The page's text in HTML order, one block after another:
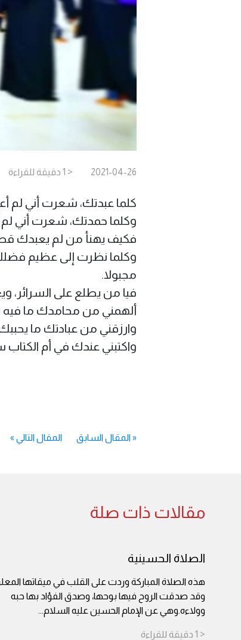
2021-04-26
< 1 دقيقة للقراءة
كلما عبدتك، شعرت أني لم
وكلما حمدتك، شعرت أني
فكيف يهنأ من لم يعبدك
وكلما نظرت إلى عظيم
مجبولا.
فيا من يطلع على السرائر،
ألهمني من محامدك ما فيه
وارزقني من عبادتك ما يحببك
واكتبني عندك في أم الكتاب
«المقال السابق المقال التالي »
مقالات ذات صلة
الصلاة الحسينية
هذه الصلاة المباركة وردت على القلب في ميقاتها
وقد صدقت الروح فيها بوحها، وصدق الفؤاد بها حبه
وولاءه.وهي عن الإمام الحسين عليه السلام...
< 1 دقيقة للقراءة